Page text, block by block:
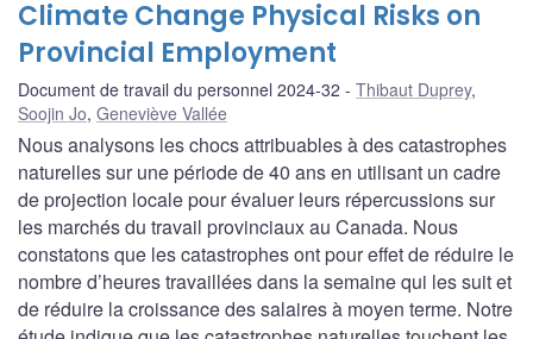
Climate Change Physical Risks on
Provincial Employment
Document de travail du personnel 2024-32 Thibaut Duprey,
Soojin Jo, Geneviève Vallée
Nous analysons les chocs attribuables à des catastrophes
naturelles sur une période de 40 ans en utilisant un cadre
de projection locale pour évaluer leurs répercussions sur
les marchés du travail provinciaux au Canada. Nous
constatons que les catastrophes ont pour effet de réduire le
nombre d’heures travaillées dans la semaine qui les suit et
de réduire la croissance des salaires à moyen terme. Notre